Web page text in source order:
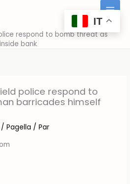
respond to bomb threat as
bank
police respond to
barricades himself
/Pagella / Par
IT